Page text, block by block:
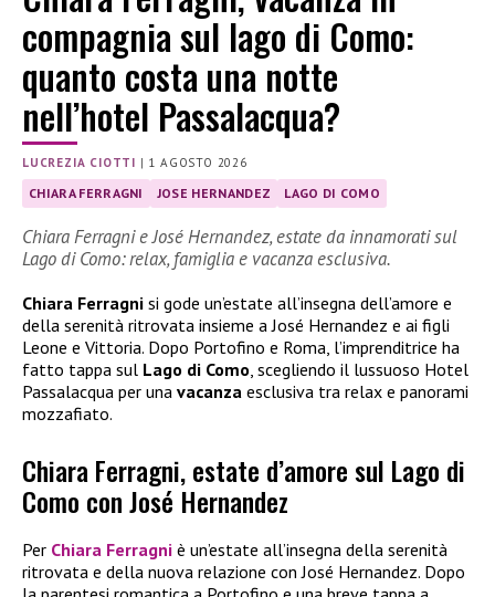
compagnia sul lago di Como:
quanto costa una notte
nell’hotel Passalacqua?
LUCREZIA CIOTTI | 1 AGOSTO 2026
CHIARA FERRAGNI JOSE HERNANDEZ LAGO DI COMO
Chiara Ferragni e José Hernandez, estate da innamorati sul
Lago di Como: relax, famiglia e vacanza esclusiva.
Chiara Ferragni si gode un’estate all’insegna dell’amore e
della serenità ritrovata insieme a José Hernandez e ai figli
Leone e Vittoria. Dopo Portofino e Roma, l’imprenditrice ha
fatto tappa sul Lago di Como, scegliendo il lussuoso Hotel
Passalacqua per una vacanza esclusiva tra relax e panorami
mozzafiato.
Chiara Ferragni, estate d’amore sul Lago di
Como con José Hernandez
Per Chiara Ferragni è un’estate all’insegna della serenità
ritrovata e della nuova relazione con José Hernandez. Dopo